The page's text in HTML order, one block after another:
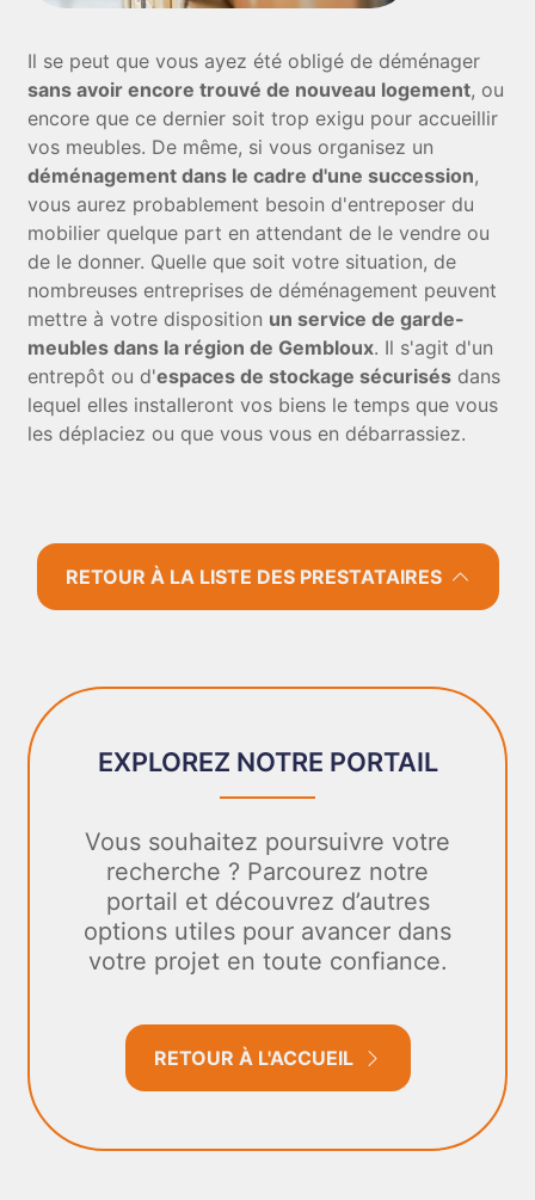
Il se peut que vous ayez été obligé de déménager
sans avoir encore trouvé de nouveau logement, ou
encore que ce dernier soit trop exigu pour accueillir
vos meubles. De même, si vous organisez un
déménagement dans le cadre d'une succession,
vous aurez probablement besoin d'entreposer du
mobilier quelque part en attendant de le vendre ou
de le donner. Quelle que soit votre situation, de
nombreuses entreprises de déménagement peuvent
mettre à votre disposition un service de garde-
meubles dans la région de Gembloux. Il s'agit d'un
entrepôt ou d'espaces de stockage sécurisés dans
lequel elles installeront vos biens le temps que vous
les déplaciez ou que vous vous en débarrassiez.
RETOUR À LA LISTE DES PRESTATAIRES
EXPLOREZ NOTRE PORTAIL
Vous souhaitez poursuivre votre
recherche ? Parcourez notre
portail et découvrez d’autres
options utiles pour avancer dans
votre projet en toute confiance.
RETOUR À L'ACCUEIL